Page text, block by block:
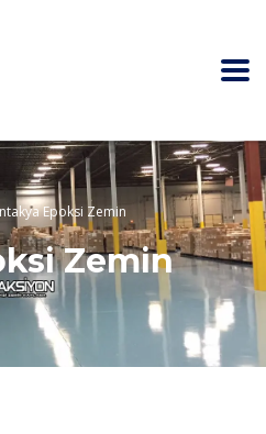
Epoksi Zemin
Zemin